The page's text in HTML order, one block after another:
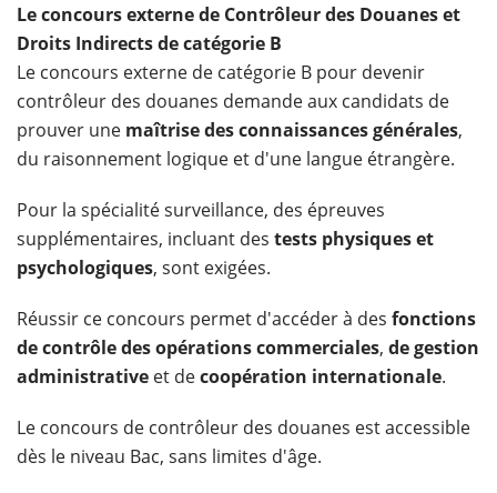
Le concours externe de Contrôleur des Douanes et
Droits Indirects de catégorie B
Le concours externe de catégorie B pour devenir
contrôleur des douanes demande aux candidats de
prouver une maîtrise des connaissances générales,
du raisonnement logique et d'une langue étrangère.
Pour la spécialité surveillance, des épreuves
supplémentaires, incluant des tests physiques et
psychologiques, sont exigées.
Réussir ce concours permet d'accéder à des fonctions
de contrôle des opérations commerciales, de gestion
administrative et decoopération internationale.
Le concours de contrôleur des douanes est accessible
dès le niveau Bac, sans limites d'âge.